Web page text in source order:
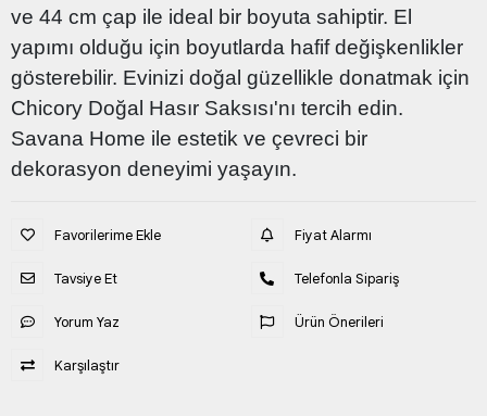
ve 44 cm çap ile ideal bir boyuta sahiptir. El
yapımı olduğu için boyutlarda hafif değişkenlikler
gösterebilir. Evinizi doğal güzellikle donatmak için
Chicory Doğal Hasır Saksısı'nı tercih edin.
Savana Home ile estetik ve çevreci bir
dekorasyon deneyimi yaşayın.
Favorilerime Ekle
Tavsiye Et
Yorum Yaz
Karşılaştır
Fiyat Alarmı
Telefonla Sipariş
Ürün Önerileri